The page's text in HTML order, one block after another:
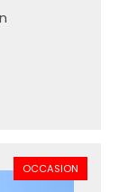
OCCASION